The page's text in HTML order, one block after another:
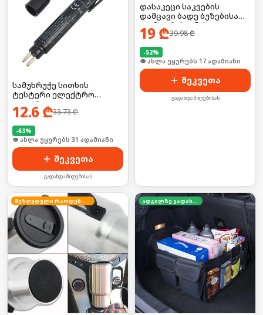
სამუხრუჭე სითხის
ტესტერი ელექტრო
კალამი
12.6 ₾33.73₾
-63%
🛒 ბოლო 24სთ-ში იყიდა 42-მა
შეკვეთა
გადახდა მიღებისას
დასაკეცი საკვების
დამცავი ბადე ბუზებისა
და მტვრისგან 🪰❌
19 ₾39.98₾
-52%
🛒 ბოლო 24სთ-ში იყიდა 23-მა
შეკვეთა
გადახდა მიღებისას
შეზღუდული რაოდენობა ადგილზე გადახდა